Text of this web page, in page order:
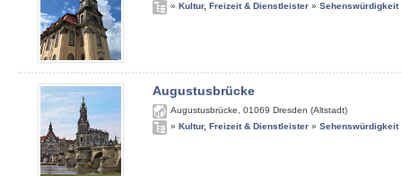
» Kultur, Freizeit & Dienstleister » Sehenswürdigkeit
Augustusbrücke
Augustusbrücke 01069 Dresden (Altstadt)
» Kultur, Freizeit & Dienstleister » Sehenswürdigkeit